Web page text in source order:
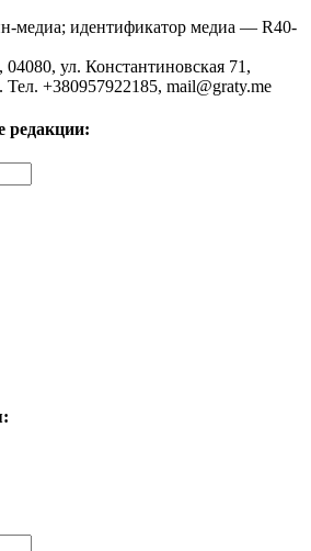
медиа; идентификатор медиа — R40-
ул. Константиновская 71,
+380957922185, mail@graty.me
редакции: